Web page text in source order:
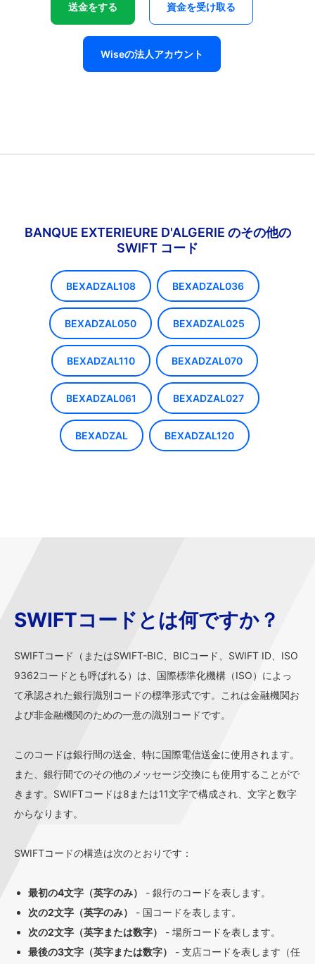
送金をする 資金を受け取る
Wiseの法人アカウント
BANQUE EXTERIEURE D'ALGERIE のその他の
SWIFT コード
BEXADZAL108 BEXADZAL036
BEXADZAL050 BEXADZAL025
BEXADZAL110 BEXADZAL070
BEXADZAL061 BEXADZAL027
BEXADZAL BEXADZAL120
SWIFTコードとは何ですか？
SWIFTコード（またはSWIFT-BIC、BICコード、SWIFT ID、ISO
9362コードとも呼ばれる）は、国際標準化機構（ISO）によっ
て承認された銀行識別コードの標準形式です。これは金融機関お
よび非金融機関のための一意の識別コードです。
このコードは銀行間の送金、特に国際電信送金に使用されます。
また、銀行間でのその他のメッセージ交換にも使用することがで
きます。SWIFTコードは8または11文字で構成され、文字と数字
からなります。
SWIFTコードの構造は次のとおりです：
最初の4文字（英字のみ）
- 銀行のコードを表します。
次の2文字（英字のみ）
- 国コードを表します。
次の2文字（英字または数字）
- 場所コードを表します。
最後の3文字（英字または数字）
- 支店コードを表します（任